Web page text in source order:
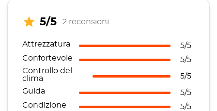
5/5 2 recensioni
Attrezzatura
5/5
Confortevole
5/5
Controllo del
clima
5/5
Guida
5/5
Condizione
5/5